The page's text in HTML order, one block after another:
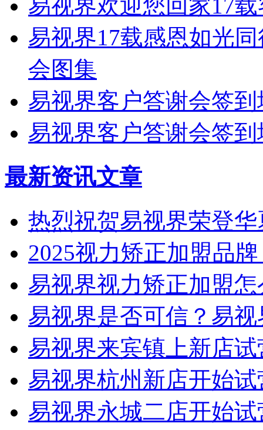
易视界欢迎您回家17
易视界17载感恩如光
会图集
易视界客户答谢会签
易视界客户答谢会签
最新资讯文章
热烈祝贺易视界荣登
2025视力矫正加盟品
易视界视力矫正加盟
易视界是否可信？易
易视界来宾镇上新店
易视界杭州新店开始
易视界永城二店开始